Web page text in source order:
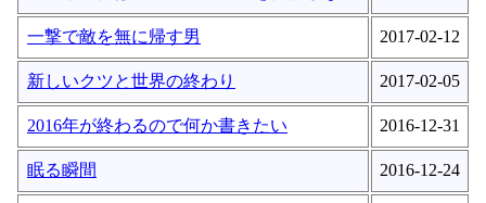
一撃で敵を無に帰す男 2017-02-12
新しいクツと世界の終わり 2017-02-05
2016年が終わるので何か書きたい 2016-12-31
眠る瞬間 2016-12-24